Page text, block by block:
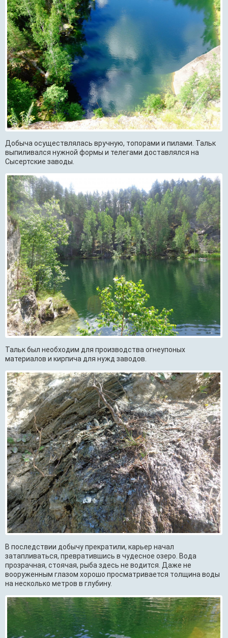
Добыча осуществлялась вручную, топорами и пилами. Тальк
выпиливался нужной формы и телегами доставлялся на
Сысертские заводы.
Тальк был необходим для производства огнеупоных
материалов и кирпича для нужд заводов.
В последствии добычу прекратили, карьер начал
затапливаться, превратившись в чудесное озеро. Вода
прозрачная, стоячая, рыба здесь не водится. Даже не
вооруженным глазом хорошо просматривается толщина воды
на несколько метров в глубину.